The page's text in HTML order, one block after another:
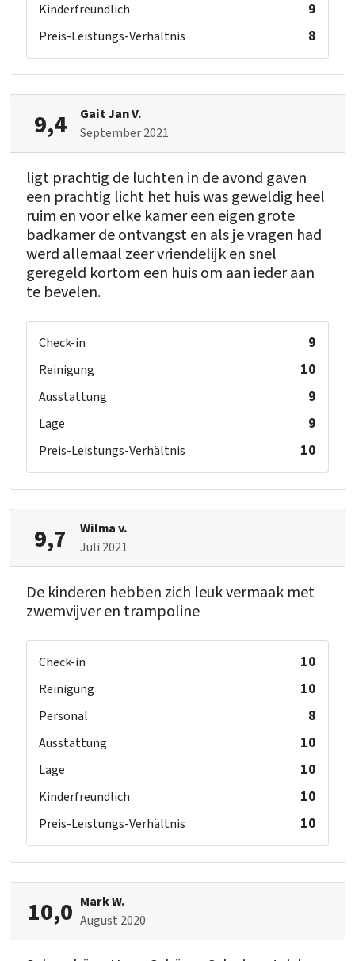
Kinderfreundlich 9
Preis-Leistungs-Verhältnis 8
9,4
Gait Jan V.
September 2021
ligt prachtig de luchten in de avond gaven
een prachtig licht het huis was geweldig heel
ruim en voor elke kamer een eigen grote
badkamer de ontvangst en als je vragen had
werd allemaal zeer vriendelijk en snel
geregeld kortom een huis om aan ieder aan
te bevelen.
Check-in 9
Reinigung 10
Ausstattung 9
Lage 9
Preis-Leistungs-Verhältnis 10
9,7
Wilma v.
Juli 2021
De kinderen hebben zich leuk vermaak met
zwemvijver en trampoline
Check-in 10
Reinigung 10
Personal 8
Ausstattung 10
Lage 10
Kinderfreundlich 10
Preis-Leistungs-Verhältnis 10
10,0 Mark W.
August 2020